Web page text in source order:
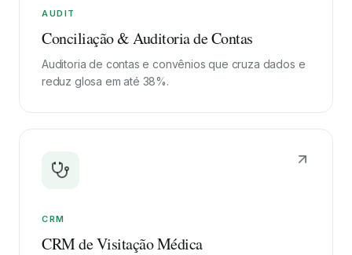
AUDIT
Conciliação & Auditoria de Contas
Auditoria de contas e convênios que cruza dados e
reduz glosa em até 38%.
CRM
CRM de Visitação Médica